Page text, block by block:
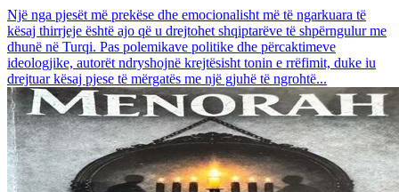
Një nga pjesët më prekëse dhe emocionalisht më të ngarkuara të
kësaj thirrjeje është ajo që u drejtohet shqiptarëve të shpërngulur me
dhunë në Turqi. Pas polemikave politike dhe përcaktimeve
ideologjike, autorët ndryshojnë krejtësisht tonin e rrëfimit, duke iu
drejtuar kësaj pjese të mërgatës me një gjuhë të ngrohtë...